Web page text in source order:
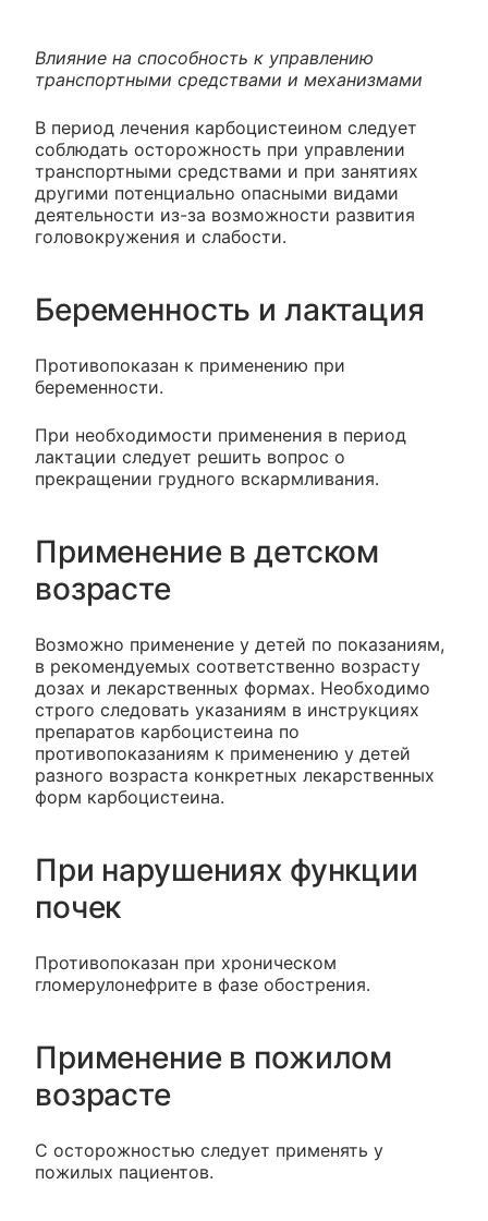
Влияние на способность к управлению
транспортными средствами и механизмами
В период лечения карбоцистеином следует
соблюдать осторожность при управлении
транспортными средствами и при занятиях
другими потенциально опасными видами
деятельности из-за возможности развития
головокружения и слабости.
Беременность и лактация
Противопоказан к применению при
беременности.
При необходимости применения в период
лактации следует решить вопрос о
прекращении грудного вскармливания.
Применение в детском
возрасте
Возможно применение у детей по показаниям,
в рекомендуемых соответственно возрасту
дозах и лекарственных формах. Необходимо
строго следовать указаниям в инструкциях
препаратов карбоцистеина по
противопоказаниям к применению у детей
разного возраста конкретных лекарственных
форм карбоцистеина.
При нарушениях функции
почек
Противопоказан при хроническом
гломерулонефрите в фазе обострения.
Применение в пожилом
возрасте
С осторожностью следует применять у
пожилых пациентов.